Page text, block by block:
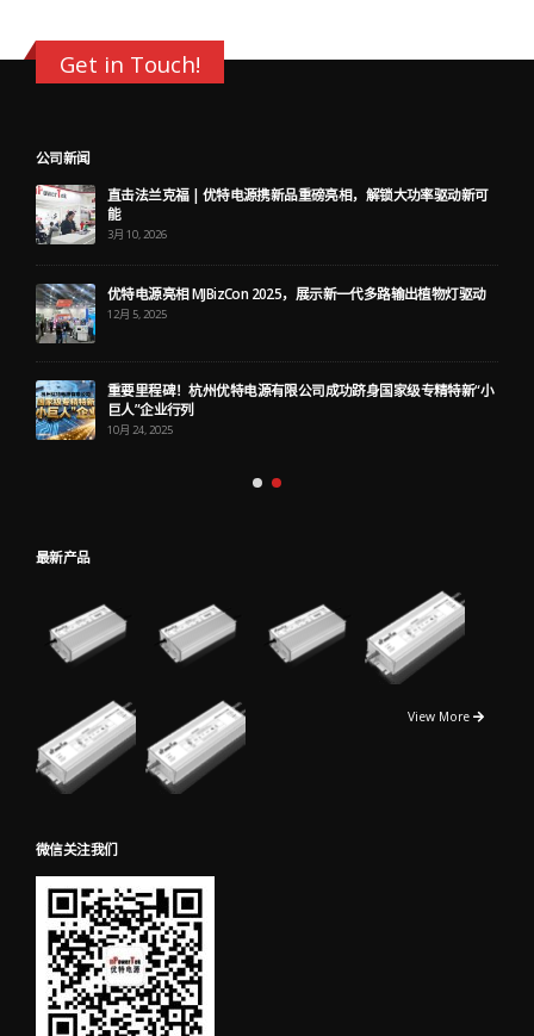
Get in Touch!
公司新闻
直击法兰克福 | 优特电源携新品重磅亮相，解锁大功率驱动新可
能
3月 10, 2026
优特电源亮相 MJBizCon 2025，展示新一代多路输出植物灯驱动
12月 5, 2025
重要里程碑！杭州优特电源有限公司成功跻身国家级专精特新“小
巨人”企业行列
10月 24, 2025
最新产品
View More
微信关注我们